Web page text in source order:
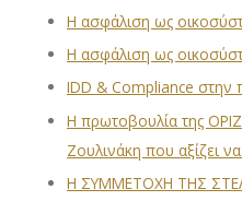
Η ασφάλιση ως
Η ασφάλιση ως
IDD & Compliance στην
Η πρωτοβουλία της
Ζουλινάκη που αξίζει
Η ΣΥΜΜΕΤΟΧΗ ΤΗΣ